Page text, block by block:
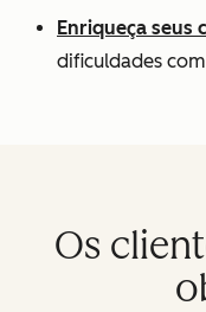
Enriqueça seus
dificuldades
Os